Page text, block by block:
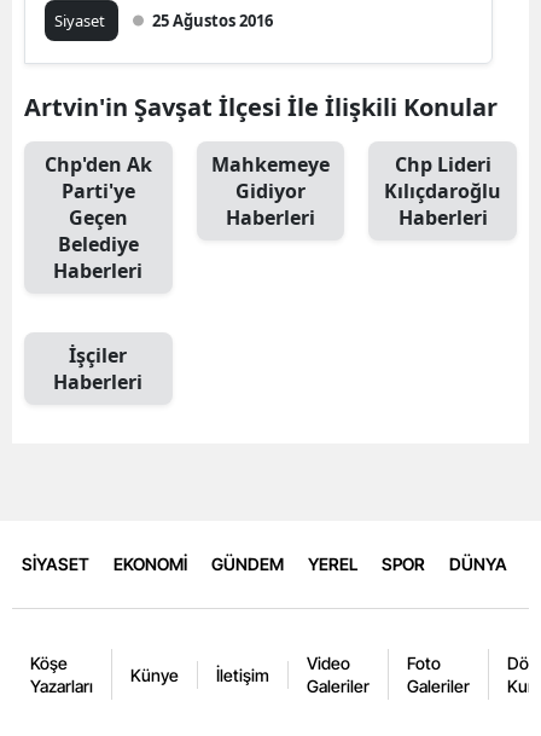
Siyaset 25 Ağustos 2016
Artvin'in Şavşat İlçesi İle İlişkili Konular
Chp'den Ak
Parti'ye
Geçen
Belediye
Haberleri
Mahkemeye
Gidiyor
Haberleri
Chp Lideri
Kılıçdaroğlu
Haberleri
İşçiler
Haberleri
SİYASET EKONOMİ GÜNDEM YEREL SPOR DÜNYA
Köşe
Yazarları
Künye İletişim
Video
Galeriler
Foto
Galeriler